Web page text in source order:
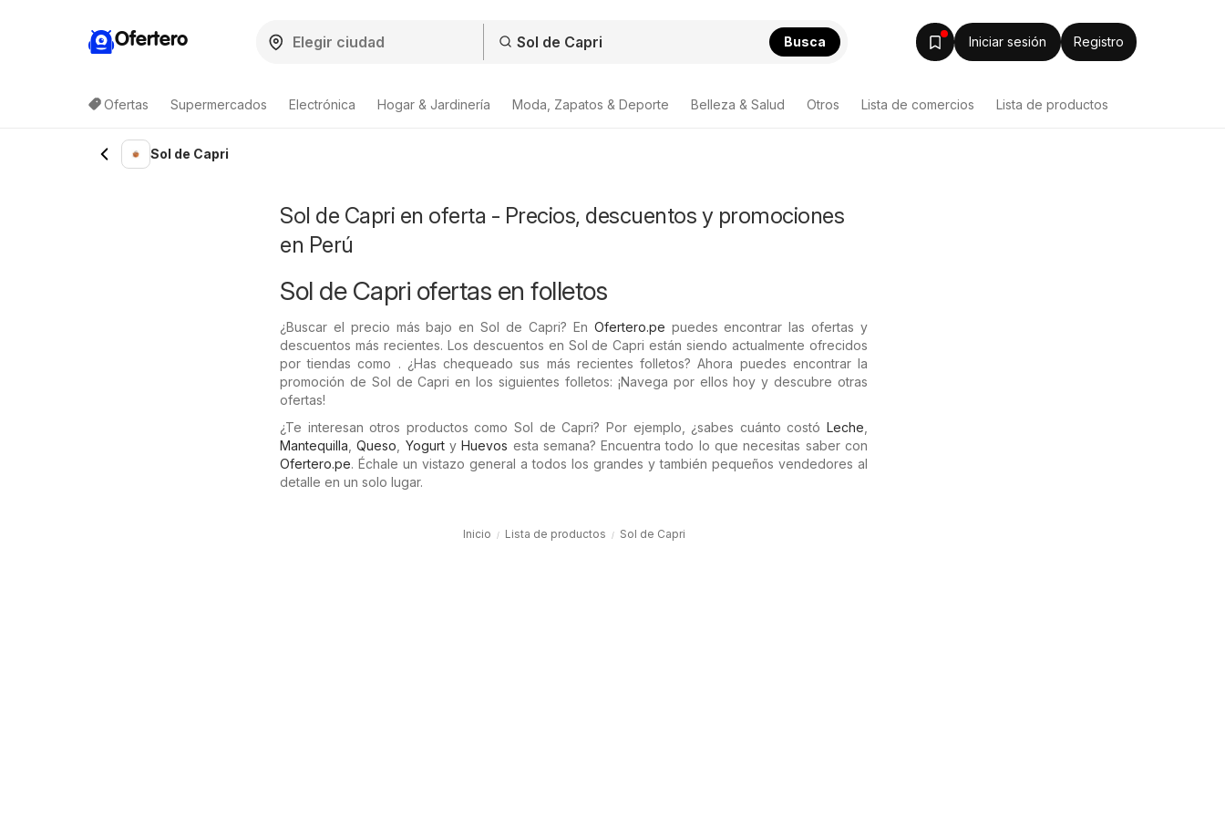
Ofertero Busca Iniciar sesión Registro
Ofertas Supermercados Electrónica Hogar & Jardinería Moda, Zapatos & Deporte Belleza & Salud Otros Lista de comercios Lista de productos
Sol de Capri
Sol de Capri en oferta - Precios, descuentos y promociones
en Perú
Sol de Capri ofertas en folletos
¿Buscar el precio más bajo en Sol de Capri? En Ofertero.pe puedes encontrar las ofertas y
descuentos más recientes. Los descuentos en Sol de Capri están siendo actualmente ofrecidos
por tiendas como . ¿Has chequeado sus más recientes folletos? Ahora puedes encontrar la
promoción de Sol de Capri en los siguientes folletos: ¡Navega por ellos hoy y descubre otras
ofertas!
¿Te interesan otros productos como Sol de Capri? Por ejemplo, ¿sabes cuánto costó Leche
Mantequilla ,Queso YogurtyHuevos esta semana? Encuentra todo lo que necesitas saber con
Ofertero.pe. Échale un vistazo general a todos los grandes y también pequeños vendedores al
detalle en un solo lugar.
Inicio Lista de productos Sol de Capri